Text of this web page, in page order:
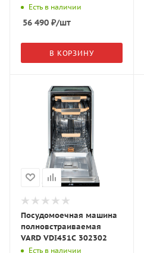
Есть в наличии
56 490 ₽/шт
В КОРЗИНУ
Посудомоечная машина
полновстраиваемая
VARD VDI451C 302302
Есть в наличии